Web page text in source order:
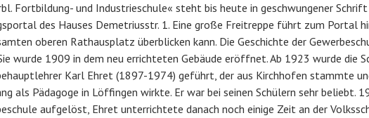
Fortbildung- und Industrieschule« steht bis heute in geschwungener
des Hauses Demetriusstr. 1. Eine große Freitreppe führt zum Portal
oberen Rathausplatz überblicken kann. Die Geschichte der
wurde 1909 in dem neu errichteten Gebäude eröffnet. Ab 1923 wurde die
Karl Ehret (1897-1974) geführt, der aus Kirchhofen stammte
als Pädagoge in Löffingen wirkte. Er war bei seinen Schülern sehr beliebt.
aufgelöst, Ehret unterrichtete danach noch einige Zeit an der